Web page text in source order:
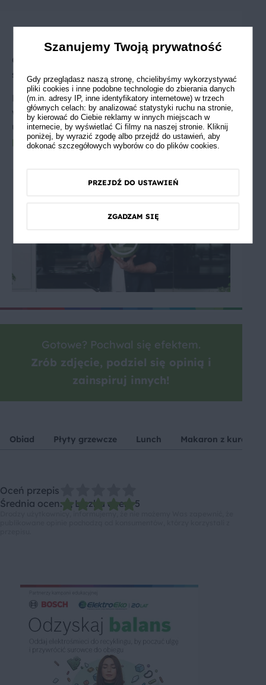
Co zrobić, żeby olej nie pryskał podczas
smażenia?
Podczas smażenia tłuszcz często pryska na
wszystkie strony, brudząc kuchenkę, blat i
ubranie. Dowiedz się co zrobić żebyolej nie
pryskał podczas smażenia.
Gotowe? Pochwal się efektem.
Zrób zdjęcie, podziel się opinią i
zainspiruj innych!
Obiad Płyty grzewcze Lunch Makaron z
Oceń przepis
Średnia ocen: 5, Liczba ocen: 5
Drodzy użytkownicy, informujemy, że nie możemy Was zapewnić, że
Szanujemy Twoją prywatność
Gdy przeglądasz naszą stronę, chcielibyśmy wykorzystywać
pliki cookies i inne podobne technologie do zbierania danych
(m.in. adresy IP, inne identyfikatory internetowe) w trzech
głównych celach: by analizować statystyki ruchu na stronie,
by kierować do Ciebie reklamy w innych miejscach w
internecie, by wyświetlać Ci filmy na naszej stronie. Kliknij
poniżej, by wyrazić zgodę albo przejdź do ustawień, aby
dokonać szczegółowych wyborów co do plików cookies.
PRZEJDŹ DO USTAWIEŃ
ZGADZAM SIĘ